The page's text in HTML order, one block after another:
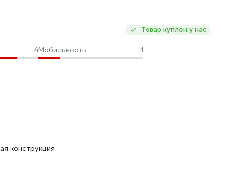
Товар куплен у нас
4Мобильность 1
конструкция